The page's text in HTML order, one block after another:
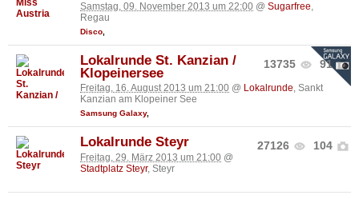
Samstag, 09. November 2013 um 22:00 @ Sugarfree,
Regau
Disco
13735 91
Lokalrunde St. Kanzian /
Klopeinersee
Freitag, 16. August 2013 um 21:00 @ Lokalrunde, Sankt
Kanzian am Klopeiner See
Samsung Galaxy,
27126 104
Lokalrunde Steyr
Freitag, 29. März 2013 um 21:00 @
Stadtplatz Steyr, Steyr